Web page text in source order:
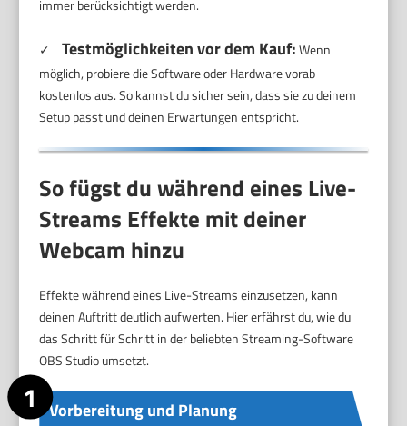
immer berücksichtigt werden.
✓ Testmöglichkeiten vor dem Kauf:Wenn
möglich, probiere die Software oder Hardware vorab
kostenlos aus. So kannst du sicher sein, dass sie zu deinem
Setup passt und deinen Erwartungen entspricht.
So fügst du während eines Live-
Streams Effekte mit deiner
Webcam hinzu
Effekte während eines Live-Streams einzusetzen, kann
deinen Auftritt deutlich aufwerten. Hier erfährst du, wie du
das Schritt für Schritt in der beliebten Streaming-Software
OBS Studio umsetzt.
Vorbereitung und Planung